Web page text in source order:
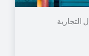
التجارية